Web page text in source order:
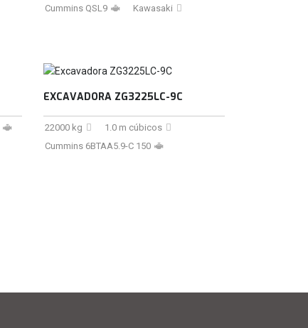
Cummins QSL9
Kawasaki
EXCAVADORA ZG3225LC-9C
22000 kg
1.0 m cúbicos
Cummins 6BTAA5.9-C 150